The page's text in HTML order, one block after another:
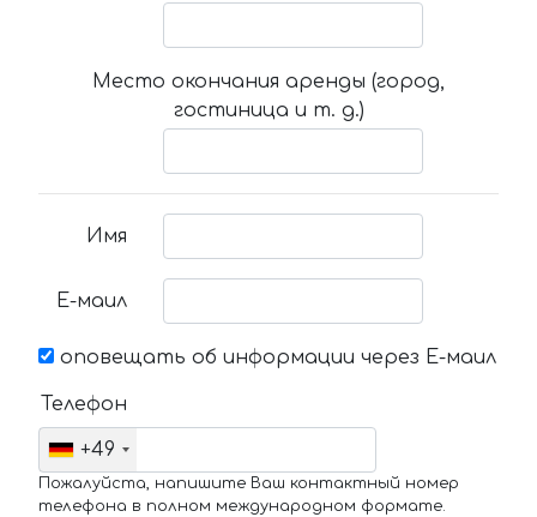
Место окончания аренды (город,
гостиница и т. д.)
Имя
Е-маил
оповещать об информации через Е-маил
Телефон
+49
Пожалуйста, напишите Ваш контактный номер
телефона в полном международном формате.